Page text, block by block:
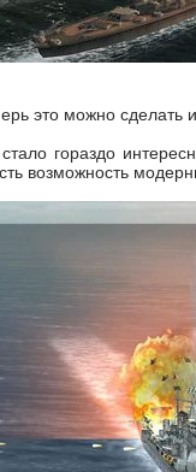
это можно сделать
гораздо
возможность